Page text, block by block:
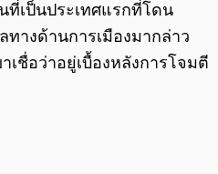
ที่เป็นประเทศแรกที่โดน
างด้านการเมืองมากล่าว
เชื่อว่าอยู่เบื้องหลังการโจมตี